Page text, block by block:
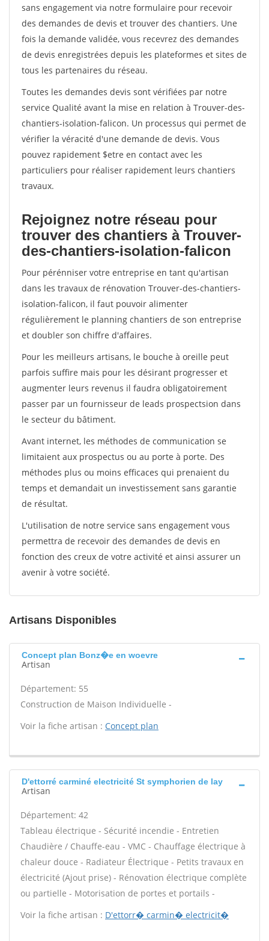
sans engagement via notre formulaire pour recevoir
des demandes de devis et trouver des chantiers. Une
fois la demande validée, vous recevrez des demandes
de devis enregistrées depuis les plateformes et sites de
tous les partenaires du réseau.
Toutes les demandes devis sont vérifiées par notre
service Qualité avant la mise en relation à Trouver-des-
chantiers-isolation-falicon. Un processus qui permet de
vérifier la véracité d'une demande de devis. Vous
pouvez rapidement $etre en contact avec les
particuliers pour réaliser rapidement leurs chantiers
travaux.
Rejoignez notre réseau pour
trouver des chantiers à Trouver-
des-chantiers-isolation-falicon
Pour pérénniser votre entreprise en tant qu'artisan
dans les travaux de rénovation Trouver-des-chantiers-
isolation-falicon, il faut pouvoir alimenter
régulièrement le planning chantiers de son entreprise
et doubler son chiffre d'affaires.
Pour les meilleurs artisans, le bouche à oreille peut
parfois suffire mais pour les désirant progresser et
augmenter leurs revenus il faudra obligatoirement
passer par un fournisseur de leads prospectsion dans
le secteur du bâtiment.
Avant internet, les méthodes de communication se
limitaient aux prospectus ou au porte à porte. Des
méthodes plus ou moins efficaces qui prenaient du
temps et demandait un investissement sans garantie
de résultat.
L'utilisation de notre service sans engagement vous
permettra de recevoir des demandes de devis en
fonction des creux de votre activité et ainsi assurer un
avenir à votre société.
Artisans Disponibles
Concept plan Bonz�e en woevre
Artisan
Département: 55
Construction de Maison Individuelle -
Voir la fiche artisan : Concept plan
D'ettorré carminé electricité St symphorien de lay
Artisan
Département: 42
Tableau électrique - Sécurité incendie - Entretien
Chaudière / Chauffe-eau - VMC - Chauffage électrique à
chaleur douce - Radiateur Électrique - Petits travaux en
électricité (Ajout prise) - Rénovation électrique complète
ou partielle - Motorisation de portes et portails -
Voir la fiche artisan : D'ettorr� carmin� electricit�